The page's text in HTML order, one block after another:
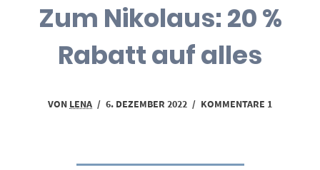
Zum Nikolaus: 20 %
Rabatt auf alles
VON LENA / 6. DEZEMBER 2022 / KOMMENTARE 1